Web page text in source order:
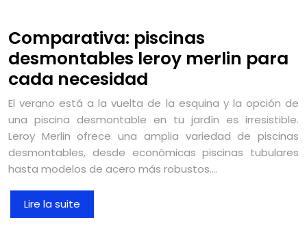
Comparativa: piscinas
desmontables leroy merlin para
cada necesidad
El verano está a la vuelta de la esquina y la opción de
una piscina desmontable en tu jardín es irresistible.
Leroy Merlin ofrece una amplia variedad de piscinas
desmontables, desde económicas piscinas tubulares
hasta modelos de acero más robustos….
Lire la suite